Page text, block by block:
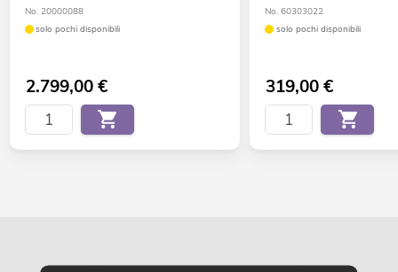
No. 20000088
solo pochi disponibili
2.799,00€
No. 60303022
solo pochi disponibili
319,00€